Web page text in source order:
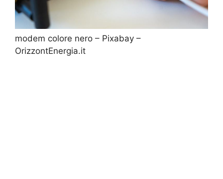
modem colore nero – Pixabay –
OrizzontEnergia.it